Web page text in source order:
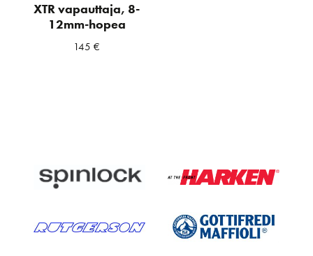
XTR vapauttaja, 8-
12mm-hopea
145€